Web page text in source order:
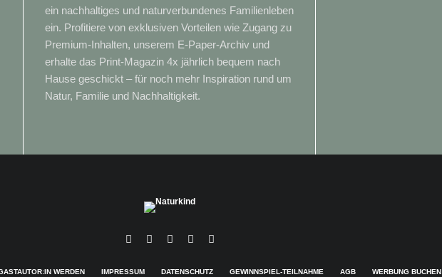
ein nachhaltiges und naturverbundenes Familienleben
ein. Profitiere von exklusiven Vorteilen wie Zugang zu
Premium-Inhalten, unserem E-Paper-Archiv und
erhalte das Print-Magazin 4x jährlich bequem nach
Hause geschickt – für noch mehr Inspiration rund um
Natur, Familie und Nachhaltigkeit.
WERDEN IMPRESSUM DATENSCHUTZ GEWINNSPIEL-TEILNAHME AGB WERBUNG BUCHEN